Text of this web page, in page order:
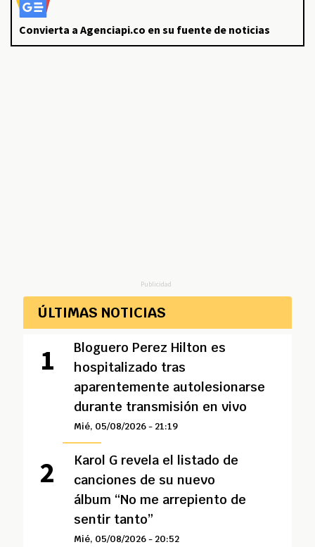
Convierta a Agenciapi.co en su fuente de noticias
Publicidad
ÚLTIMAS NOTICIAS
Bloguero Perez Hilton es
hospitalizado tras
aparentemente autolesionarse
durante transmisión en vivo
Mié, 05/08/2026 - 21:19
Karol G revela el listado de
canciones de su nuevo
álbum “No me arrepiento de
sentir tanto”
Mié, 05/08/2026 - 20:52